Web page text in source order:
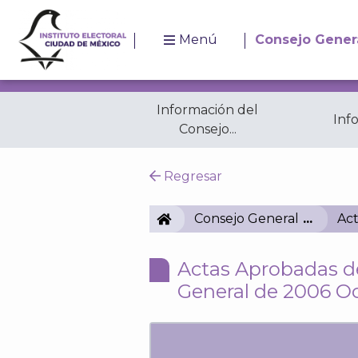
Menú Consejo
Información del
Consejo...
Resoluciones
Regresar
IECMConsejo General
Actas Aprobadas
General de 2006